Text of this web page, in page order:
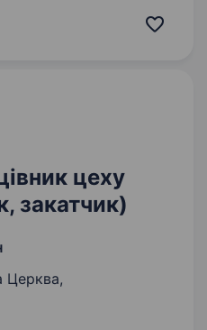
та підприємців.
цеху
закатчик)
Церква,